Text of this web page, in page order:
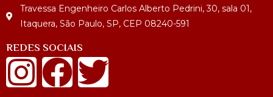
Travessa Engenheiro Carlos Alberto Pedrini, 30, sala 01,
Itaquera, São Paulo, SP, CEP 08240-591
REDES SOCIAIS